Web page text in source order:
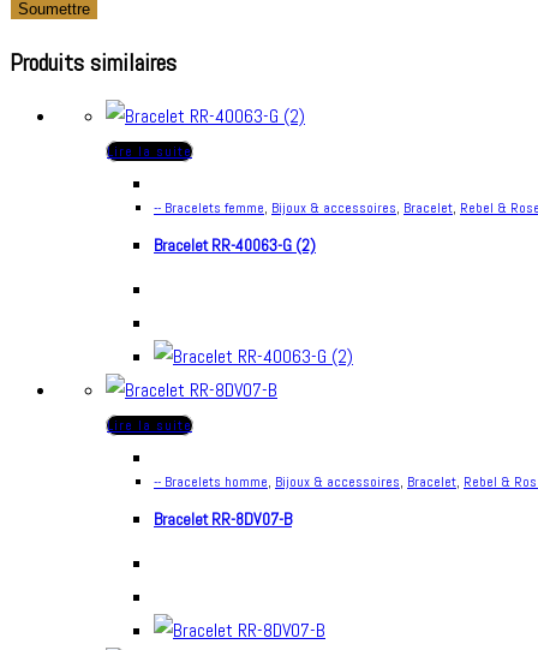
Produits similaires
Lire la suite
-- Bracelets femme, Bijoux & accessoires, Bracelet, Rebel &
Bracelet RR-40063-G (2)
Lire la suite
-- Bracelets homme, Bijoux & accessoires, Bracelet, Rebel &
Bracelet RR-8DV07-B